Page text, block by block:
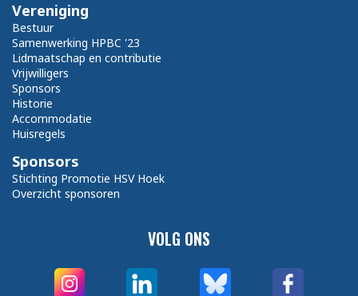
VOLG ONS
Vereniging
Bestuur
Samenwerking HPBC '23
Lidmaatschap en contributie
Vrijwilligers
Sponsors
Historie
Accommodatie
Huisregels
Sponsors
Stichting Promotie HSV Hoek
Overzicht sponsoren